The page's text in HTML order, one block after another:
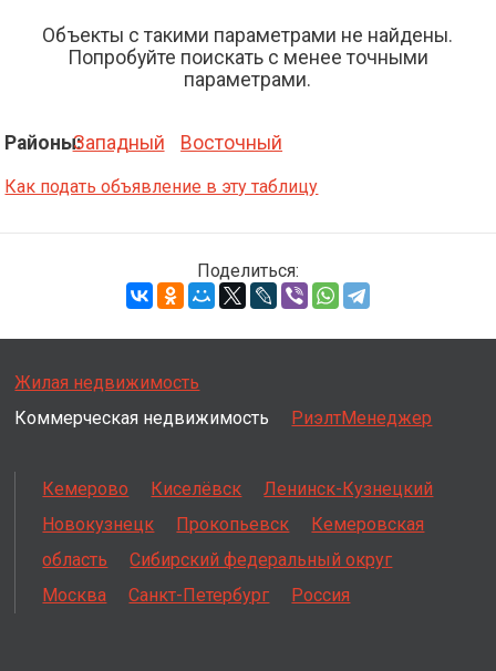
Объекты с такими параметрами не найдены.
Попробуйте поискать с менее точными
параметрами.
Районы:Западный Восточный
Как подать объявление в эту таблицу
Поделиться:
Жилая недвижимость
Коммерческая недвижимость
РиэлтМенеджер
Кемерово Киселёвск
Ленинск-Кузнецкий
Новокузнецк
Прокопьевск
Кемеровская
область
Сибирский федеральный округ
Москва
Санкт-Петербург Россия